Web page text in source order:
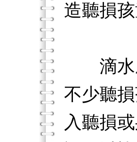
造聽損
滴水成
不少聽
入聽損